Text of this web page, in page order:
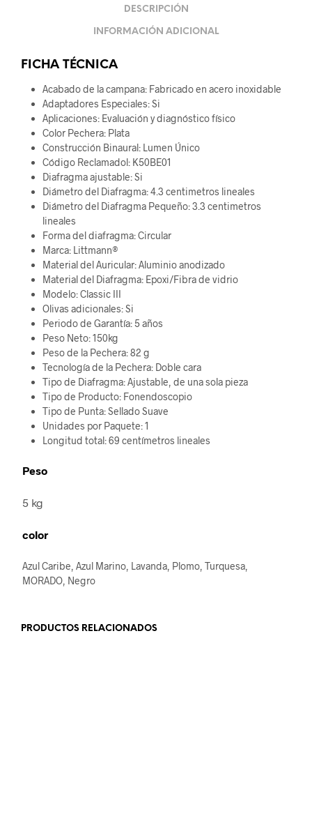
DESCRIPCIÓN
INFORMACIÓN ADICIONAL
FICHA TÉCNICA
Acabado de la campana: Fabricado en acero inoxidable
Adaptadores Especiales: Si
Aplicaciones: Evaluación y diagnóstico físico
Color Pechera: Plata
Construcción Binaural: Lumen Único
Código Reclamadol: K50BE01
Diafragma ajustable: Si
Diámetro del Diafragma: 4.3 centimetros lineales
Diámetro del Diafragma Pequeño: 3.3 centimetros
lineales
Forma del diafragma: Circular
Marca: Littmann®
Material del Auricular: Aluminio anodizado
Material del Diafragma: Epoxi/Fibra de vidrio
Modelo: Classic III
Olivas adicionales: Si
Periodo de Garantía: 5 años
Peso Neto: 150kg
Peso de la Pechera: 82 g
Tecnología de la Pechera: Doble cara
Tipo de Diafragma: Ajustable, de una sola pieza
Tipo de Producto: Fonendoscopio
Tipo de Punta: Sellado Suave
Unidades por Paquete: 1
Longitud total: 69 centímetros lineales
Peso
5 kg
color
Azul Caribe, Azul Marino, Lavanda, Plomo, Turquesa,
MORADO, Negro
PRODUCTOS RELACIONADOS